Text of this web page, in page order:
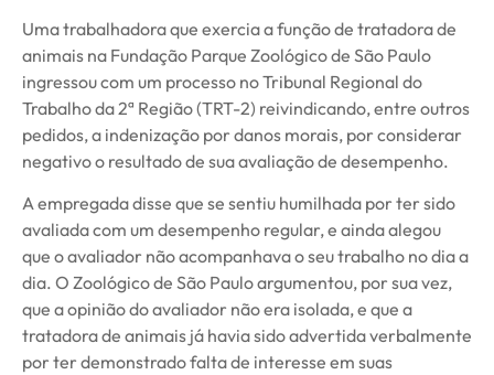
Uma trabalhadora que exercia a função de tratadora de
animais na Fundação Parque Zoológico de São Paulo
ingressou com um processo no Tribunal Regional do
Trabalho da 2ª Região (TRT-2) reivindicando, entre outros
pedidos, a indenização por danos morais, por considerar
negativo o resultado de sua avaliação de desempenho.
A empregada disse que se sentiu humilhada por ter sido
avaliada com um desempenho regular, e ainda alegou
que o avaliador não acompanhava o seu trabalho no dia a
dia. O Zoológico de São Paulo argumentou, por sua vez,
que a opinião do avaliador não era isolada, e que a
tratadora de animais já havia sido advertida verbalmente
por ter demonstrado falta de interesse em suas